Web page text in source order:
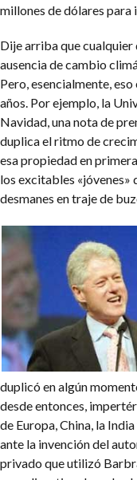
millones de dólares para
Dije arriba que
ausencia de cambio
Pero, esencialmente,
años. Por ejemplo, la
Navidad, una nota de
duplica el ritmo de
esa propiedad en
los excitables «jóvenes»
desmanes en traje de
duplicó en algún
desde entonces,
de Europa, China, la
ante la invención del
privado que utilizó